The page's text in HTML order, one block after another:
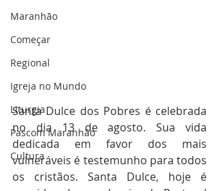
Maranhão
Começar
Regional
Igreja no Mundo
Liturgia
Pascom Maranhão
Cultura
Santa Dulce dos Pobres é celebrada
no dia 13 de agosto. Sua vida
dedicada em favor dos mais
vulneráveis é testemunho para todos
os cristãos. Santa Dulce, hoje é